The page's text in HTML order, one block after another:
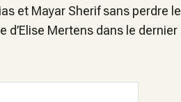
et Mayar Sherif sans perdre le
d’Elise Mertens dans le dernier